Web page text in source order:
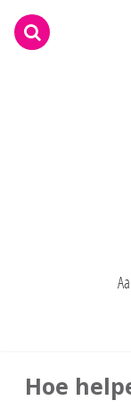
praktijk
Hoe